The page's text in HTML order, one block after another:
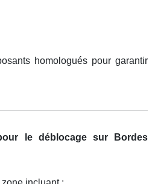
homologués pour garantir
le déblocage sur Bordes